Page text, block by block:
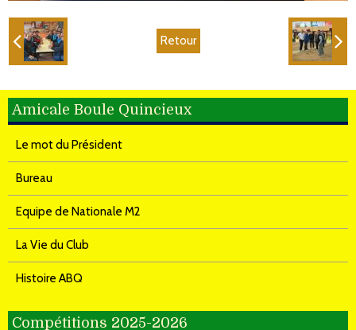
Retour
Amicale Boule Quincieux
Le mot du Président
Bureau
Equipe de Nationale M2
La Vie du Club
Histoire ABQ
Compétitions 2025-2026